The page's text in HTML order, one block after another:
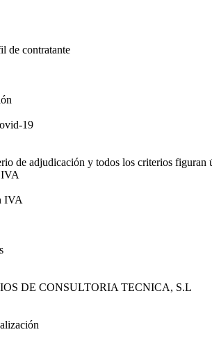
de contratante
19
de adjudicación y todos los criterios figuran
IVA
DE CONSULTORIA TECNICA, S.L